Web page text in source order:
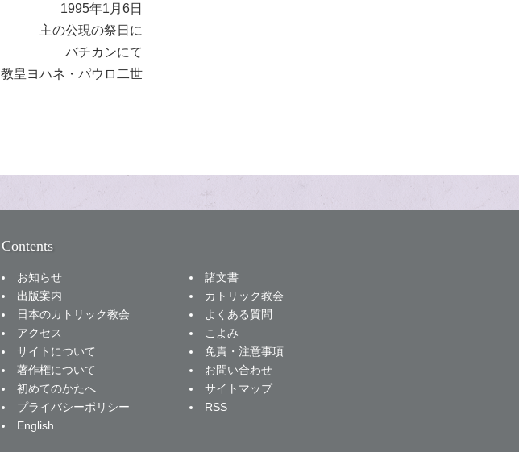
1995年1月6日
主の公現の祭日に
バチカンにて
教皇ヨハネ・パウロ二世
Contents
お知らせ
諸文書
出版案内
カトリック教会
日本のカトリック教会
よくある質問
アクセス
こよみ
サイトについて
免責・注意事項
著作権について
お問い合わせ
初めてのかたへ
サイトマップ
プライバシーポリシー
RSS
English